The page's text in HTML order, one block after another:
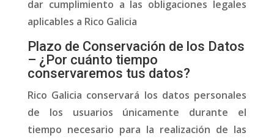
dar cumplimiento a las obligaciones legales
aplicables a Rico Galicia
Plazo de Conservación de los Datos
– ¿Por cuánto tiempo
conservaremos tus datos?
Rico Galicia conservará los datos personales
de los usuarios únicamente durante el
tiempo necesario para la realización de las